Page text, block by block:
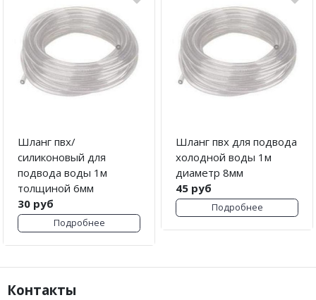
Шланг пвх/
силиконовый для
подвода воды 1м
толщиной 6мм
30 руб
Подробнее
Шланг пвх для подвода
холодной воды 1м
диаметр 8мм
45 руб
Подробнее
Контакты